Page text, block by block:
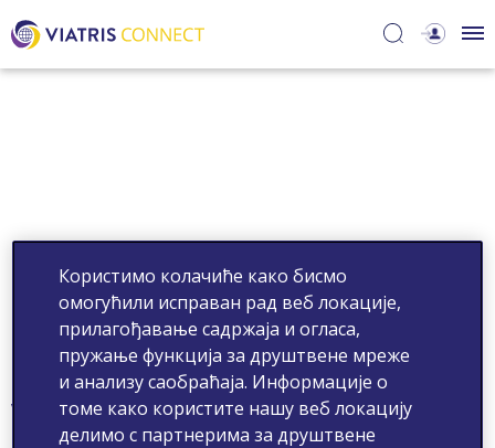
Veštačka inteligencija u dijagnostikovanju i lečenju
shizofrenije
Користимо колачиће како бисмо
омогућили исправан рад веб локације,
прилагођавање садржаја и огласа,
пружање функција за друштвене мреже
и анализу саобраћаја. Информације о
томе како користите нашу веб локацију
делимо с партнерима за друштвене